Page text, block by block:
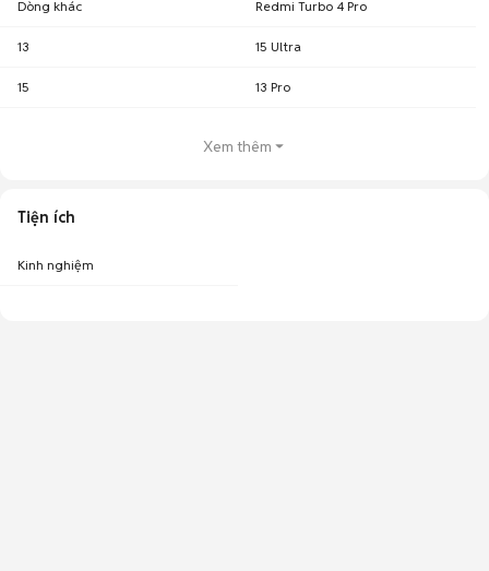
Dòng khác Redmi Turbo 4 Pro
13 15 Ultra
15 13 Pro
Xem thêm
Tiện ích
Kinh nghiệm